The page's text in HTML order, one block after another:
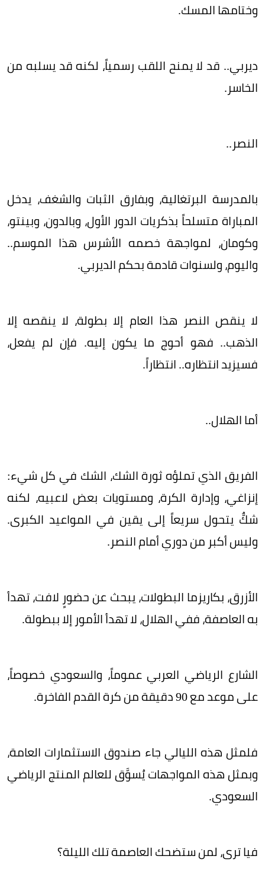
وختامها المسك.
ديربي.. قد لا يمنح اللقب رسمياً، لكنه قد يسلبه من
الخاسر.
النصر..
بالمدرسة البرتغالية، وبفارق الثبات والشغف، يدخل
المباراة متسلحاً بذكريات الدور الأول، وبالدون، وبينتو،
وكومان، لمواجهة خصمه الأشرس هذا الموسم..
واليوم، ولسنوات قادمة بحكم الديربي.
لا ينقص النصر هذا العام إلا بطولة، لا ينقصه إلا
الذهب.. فهو أحوج ما يكون إليه. فإن لم يفعل،
فسيزيد انتظاره.. انتظاراً.
أما الهلال..
الفريق الذي تملؤه ثورة الشك، الشك في كل شيء:
إنزاغي، وإدارة الكرة، ومستويات بعض لاعبيه، لكنه
شكٌّ يتحول سريعاً إلى يقين في المواعيد الكبرى.
وليس أكبر من دوري أمام النصر.
الأزرق، بكاريزما البطولات، يبحث عن حضورٍ لافت، تهدأ
به العاصفة، ففي الهلال، لا تهدأ الأمور إلا ببطولة.
الشارع الرياضي العربي عموماً، والسعودي خصوصاً،
على موعد مع 90 دقيقة من كرة القدم الفاخرة.
فلمثل هذه الليالي جاء صندوق الاستثمارات العامة،
وبمثل هذه المواجهات يُسوَّق للعالم المنتج الرياضي
السعودي.
فيا ترى، لمن ستضحك العاصمة تلك الليلة؟